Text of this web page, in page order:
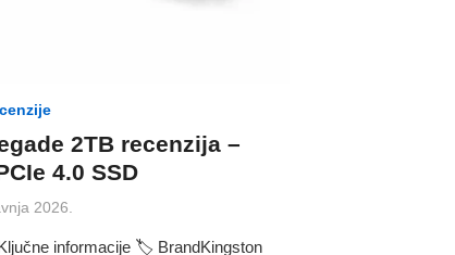
2TB recenzija –
4.0 SSD
2026.
informacije 🏷 BrandKingston